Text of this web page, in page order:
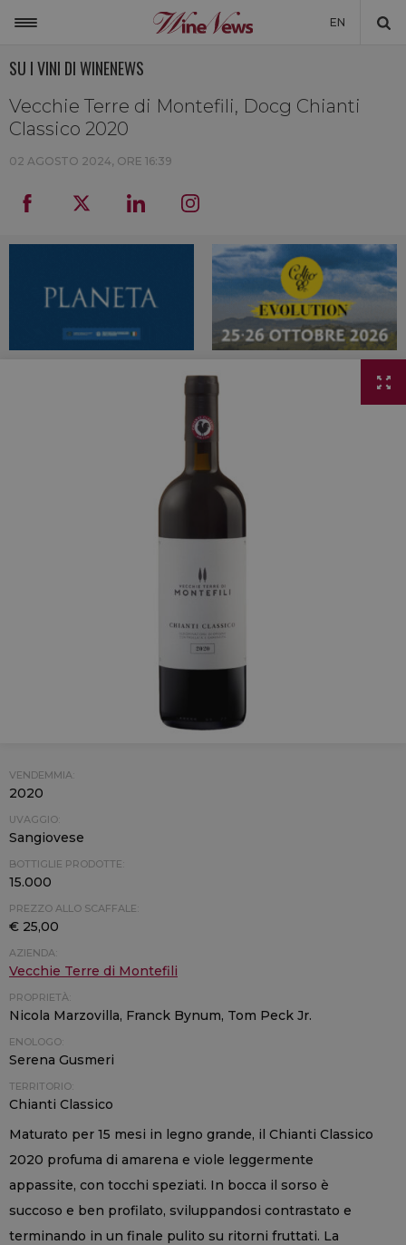
EN
MONDO
LA CANTINA DI WINENEWS
DICONO DI NOI
WINENEWS TV
SU I VINI DI WINENEWS
Vecchie Terre di Montefili, Docg Chianti
Classico 2020
02 AGOSTO 2024, ORE 16:39
VENDEMMIA:
2020
UVAGGIO:
Sangiovese
BOTTIGLIE PRODOTTE:
15.000
PREZZO ALLO SCAFFALE:
€ 25,00
AZIENDA:
Vecchie Terre di Montefili
PROPRIETÀ:
Nicola Marzovilla, Franck Bynum, Tom Peck Jr.
ENOLOGO:
Serena Gusmeri
TERRITORIO:
Chianti Classico
Maturato per 15 mesi in legno grande, il Chianti Classico
2020 profuma di amarena e viole leggermente
appassite, con tocchi speziati. In bocca il sorso è
succoso e ben profilato, sviluppandosi contrastato e
terminando in un finale pulito su ritorni fruttati. La